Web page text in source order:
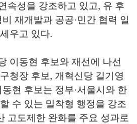
속성을 강조하고 있고, 유 후
재개발과 공공·민간 협력 일
우고 있다.
이동현 후보와 재선에 나선
청장 후보, 개혁신당 길기영
현 후보는 정부·서울시와 한
수 있는 밀착형 행정을 강조
고도제한 완화를 주요 성과로